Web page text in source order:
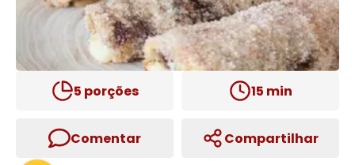
5 porções 15 min
Comentar Compartilhar